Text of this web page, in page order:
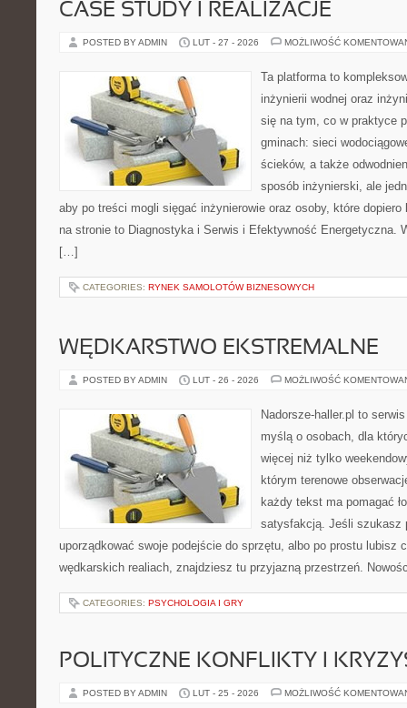
CASE STUDY I REALIZACJE
POSTED BY ADMIN LUT - 27 - 2026 MOŻLIWOŚĆ
Ta platforma to
inżynierii wodnej oraz
się na tym, co w praktyce
gminach: sieci
ścieków, a także
sposób inżynierski, ale
aby po treści mogli sięgać inżynierowie oraz osoby, które dopiero
na stronie to Diagnostyka i Serwis i Efektywność Energetyczna.
[…]
CATEGORIES: RYNEK SAMOLOTÓW BIZNESOWYCH
WĘDKARSTWO EKSTREMALNE
POSTED BY ADMIN LUT - 26 - 2026 MOŻLIWOŚĆ
Nadorsze-haller.pl to
myślą o osobach, dla
więcej niż tylko
którym terenowe
każdy tekst ma pomagać
satysfakcją. Jeśli szukasz
uporządkować swoje podejście do sprzętu, albo po prostu lubisz
wędkarskich realiach, znajdziesz tu przyjazną przestrzeń.
CATEGORIES: PSYCHOLOGIA I GRY
POLITYCZNE KONFLIKTY I
POSTED BY ADMIN LUT - 25 - 2026 MOŻLIWOŚĆ